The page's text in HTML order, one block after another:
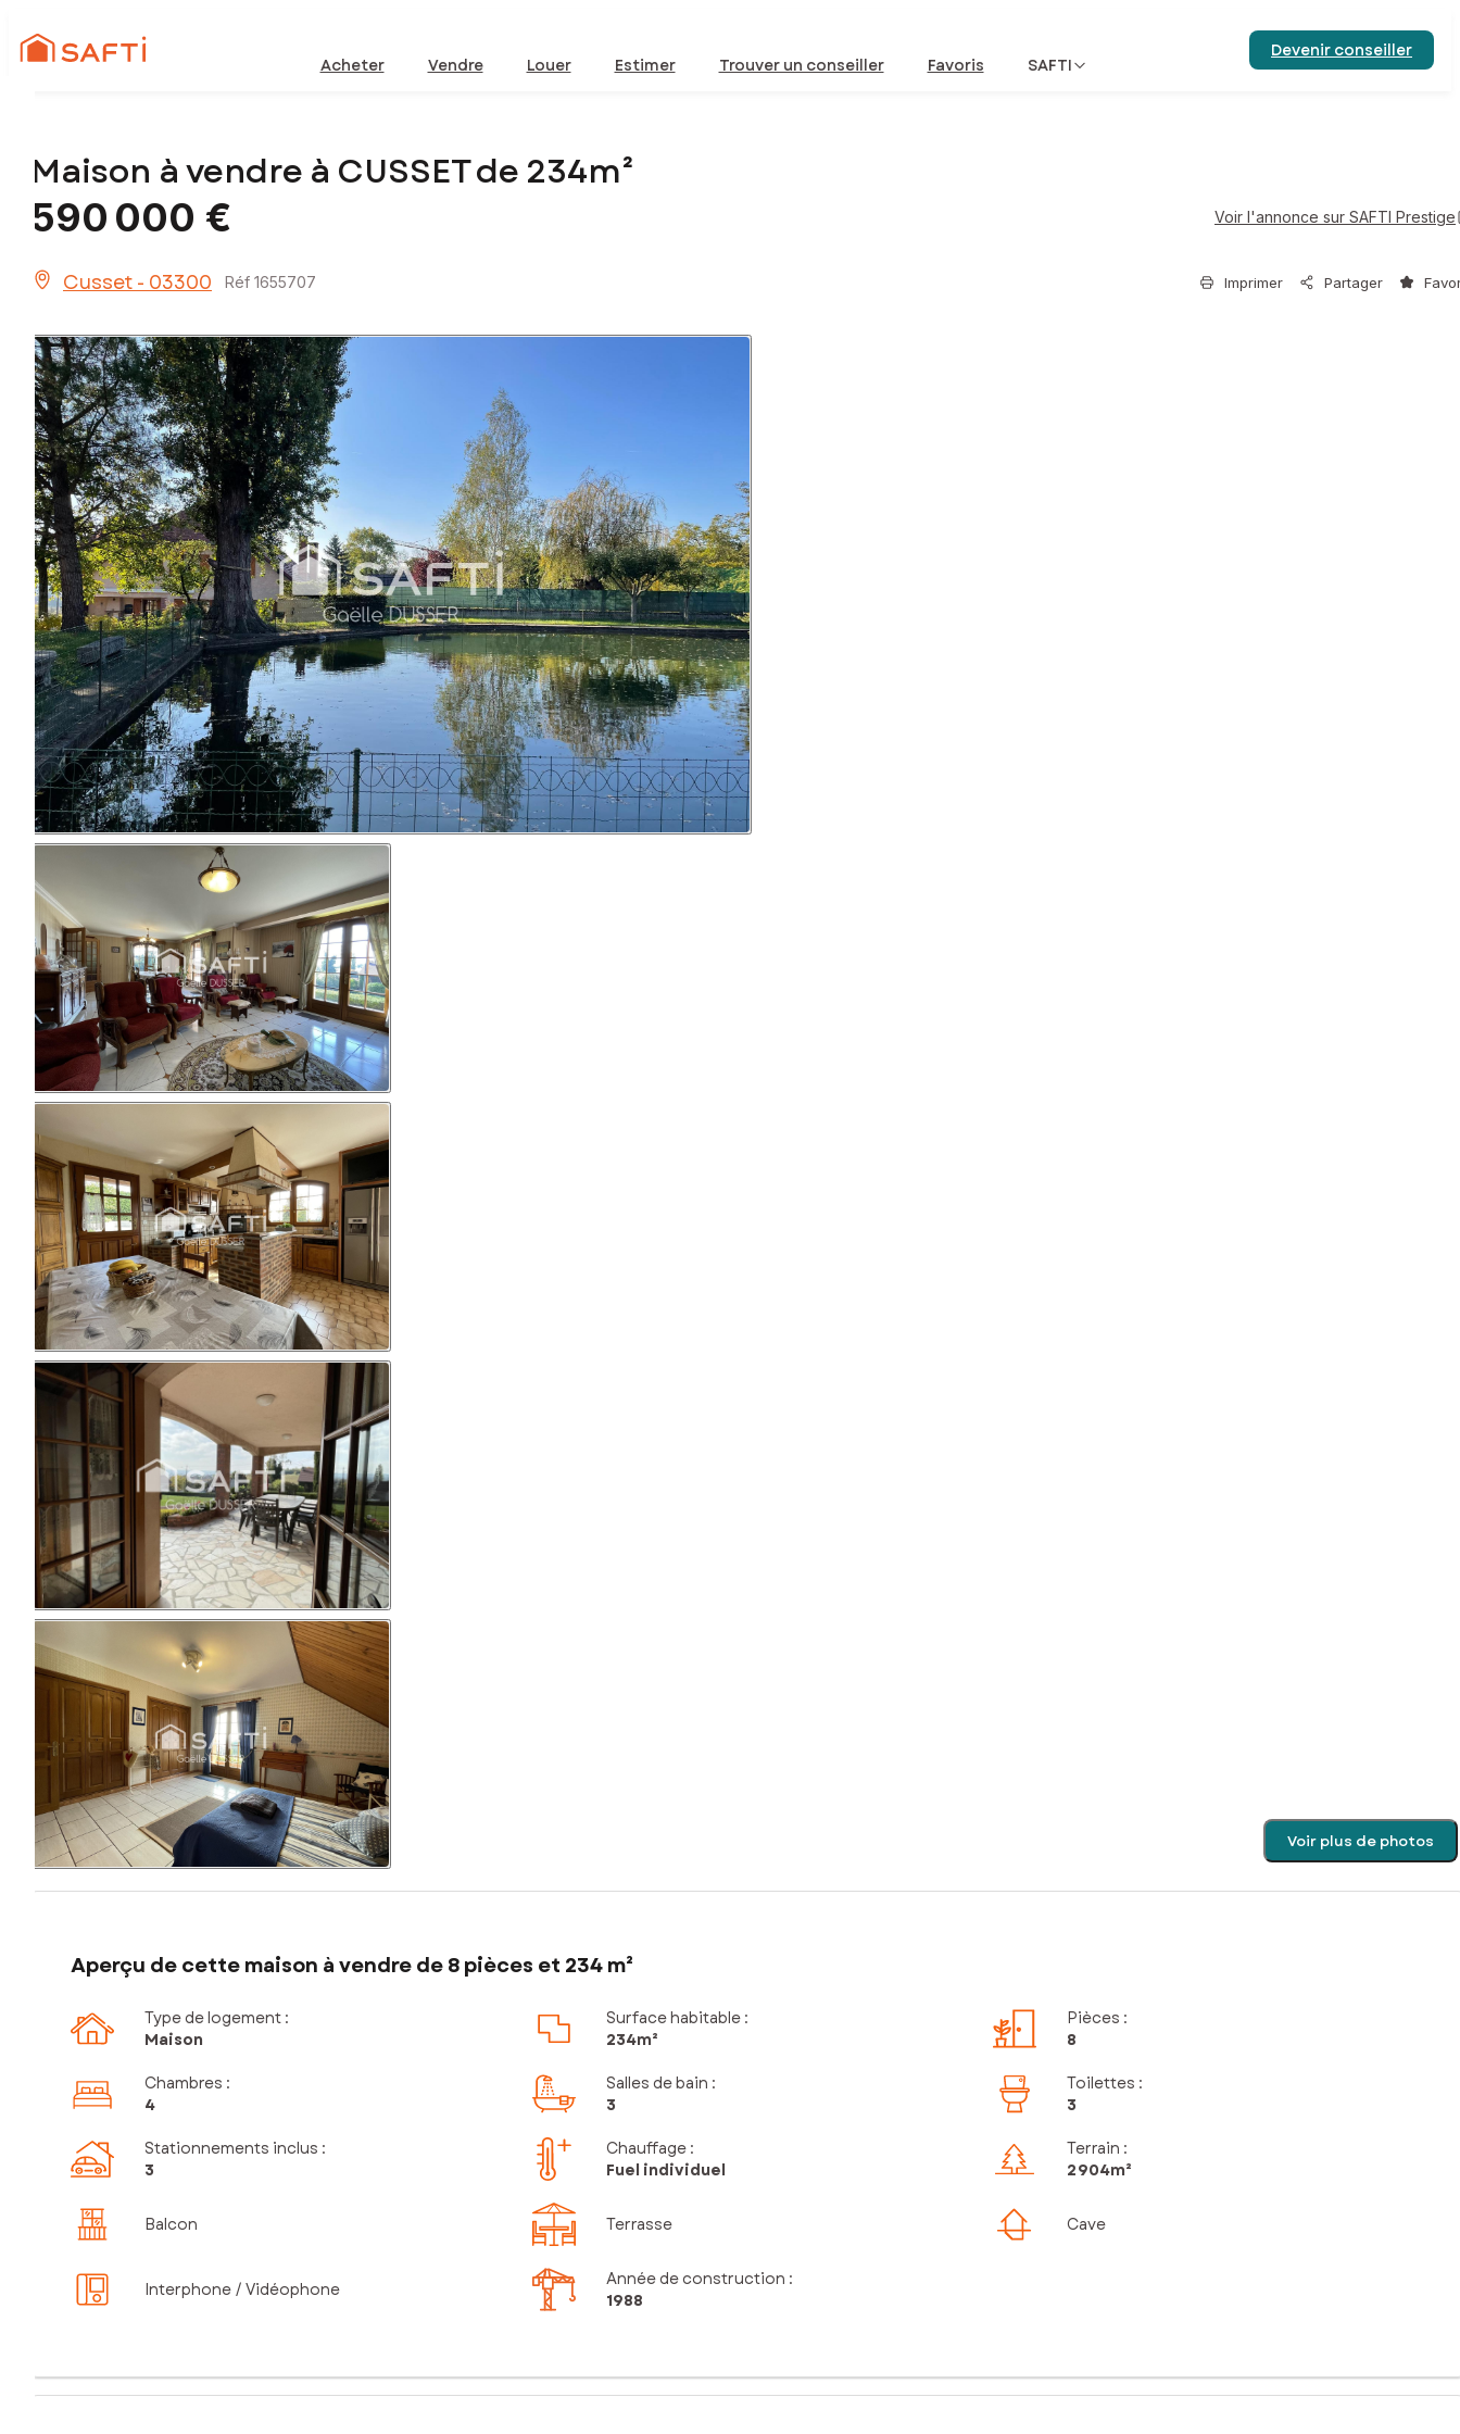
Acheter Vendre Louer Estimer Trouver un conseiller Favoris SAFTI
Devenir conseiller
Maison à vendre à CUSSET de 234m²
590 000 € Voir l'annonce sur SAFTI Prestige
Cusset - 03300 Réf 1655707 Imprimer Partager
Voir plus de photos
Aperçu de cette maison à vendre de 8 pièces et 234 m²
Type de logement :
Maison
Surface habitable :
234m²
Pièces :
8
Chambres :
4
Salles de bain :
3
Toilettes :
3
Stationnements inclus :
3
Chauffage :
Fuel individuel
Terrain :
2 904m²
Balcon Terrasse Cave
Interphone / Vidéophone
Année de construction :
1988